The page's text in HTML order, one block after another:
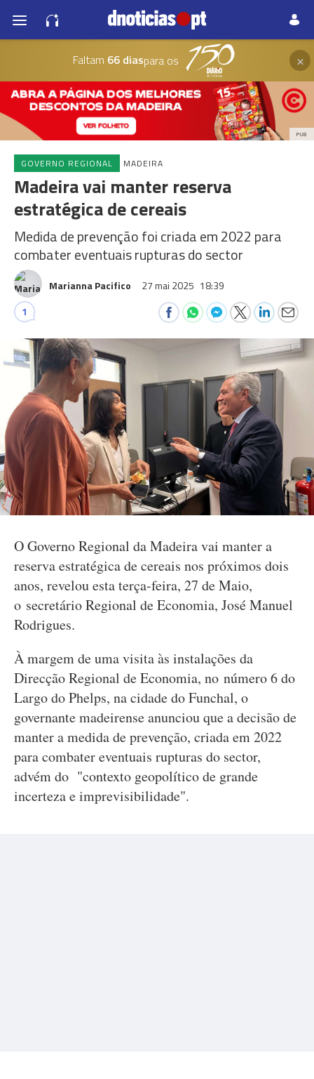
Faltam 66 diaspara os ×
PUB
GOVERNO REGIONAL MADEIRA
Madeira vai manter reserva
estratégica de cereais
Medida de prevenção foi criada em 2022 para
combater eventuais rupturas do sector
Marianna Pacifico 27 mai 2025 18:39
1
O Governo Regional da Madeira vai manter a
reserva estratégica de cereais nos próximos dois
anos, revelou esta terça-feira, 27 de Maio,
o secretário Regional de Economia, José Manuel
Rodrigues.
À margem de uma visita às instalações da
Direcção Regional de Economia, no número 6 do
Largo do Phelps, na cidade do Funchal, o
governante madeirense anunciou que a decisão de
manter a medida de prevenção, criada em 2022
para combater eventuais rupturas do sector,
advém do "contexto geopolítico de grande
incerteza e imprevisibilidade".